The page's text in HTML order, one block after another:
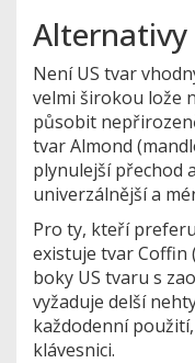
Alternativy
Není US tvar
velmi širokou lože
působit
tvarAlmond
plynulejší přechod
univerzálnější a
Pro ty, kteří
existuje tvarCoffin
boky US tvaru s
vyžaduje delší
každodenní
klávesnici.